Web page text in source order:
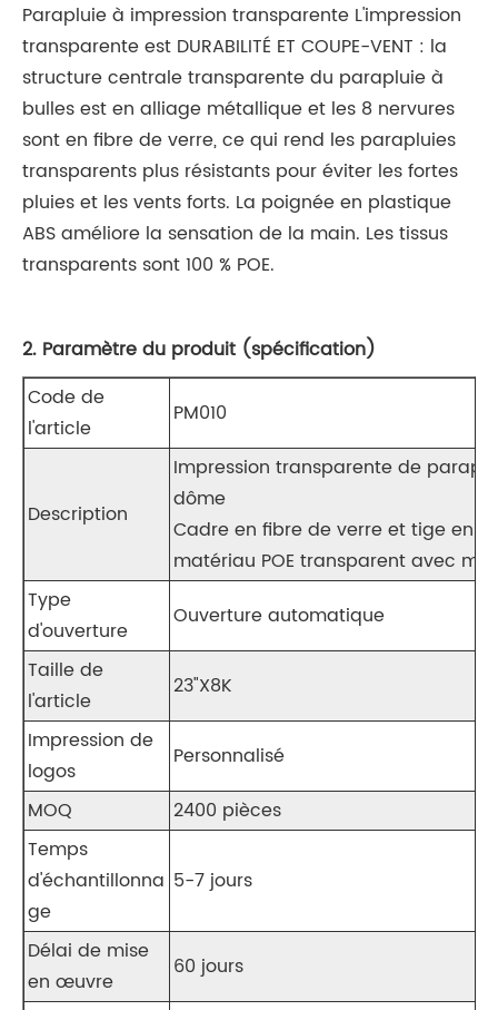
Parapluie à impression transparente L'impression
transparente est DURABILITÉ ET COUPE-VENT : la
structure centrale transparente du parapluie à
bulles est en alliage métallique et les 8 nervures
sont en fibre de verre, ce qui rend les parapluies
transparents plus résistants pour éviter les fortes
pluies et les vents forts. La poignée en plastique
ABS améliore la sensation de la main. Les tissus
transparents sont 100 % POE.
2. Paramètre du produit (spécification)
Code de
l'article
PM010
Description
Impression transparente de
dôme
Cadre en fibre de verre et tige en
matériau POE transparent avec
Type
d'ouverture
Ouverture automatique
Taille de
l'article
23"X8K
Impression de
logos
Personnalisé
MOQ
2400 pièces
Temps
d'échantillonna
ge
5-7 jours
Délai de mise
en œuvre
60 jours